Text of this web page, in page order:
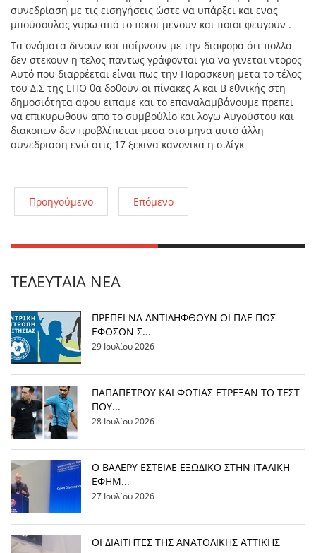
συνεδρίαση με τις εισηγήσεις ώστε να υπάρξει και ενας
μπούσουλας γυρω από το ποιοι μενουν και ποιοι φευγουν .
Τα ονόματα δινουν και παίρνουν με την διαφορα ότι πολλα
δεν στεκουν η τελος παντως γράφονται για να γινεται ντορος
Αυτό που διαρρέεται είναι πως την Παρασκευη μετα το τέλος
του Δ.Σ της ΕΠΟ θα δοθουν οι πίνακες Α και Β εθνικής στη
δημοσιότητα αφου ειπαμε και το επαναλαμβάνουμε πρεπει
να επικυρωθουν από το συμβούλίο και λογω Αυγούστου και
διακοπων δεν προβλέπεται μεσα στο μηνα αυτό άλλη
συνεδριαση ενώ στις 17 ξεκινα κανονικα η σ.λίγκ
Προηγούμενο Επόμενο
ΤΕΛΕΥΤΑΊΑ ΝΈΑ
ΠΡΕΠΕΙ ΝΑ ΑΝΤΙΛΗΦΘΟΥΝ ΟΙ ΠΑΕ ΠΩΣ
ΕΦΟΣΟΝ Σ...
29 Ιουλίου 2026
ΠΑΠΑΠΕΤΡΟΥ ΚΑΙ ΦΩΤΙΑΣ ΕΤΡΕΞΑΝ ΤΟ ΤΕΣΤ
ΠΟΥ...
28 Ιουλίου 2026
Ο ΒΑΛΕΡΥ ΕΣΤΕΙΛΕ ΕΞΩΔΙΚΟ ΣΤΗΝ ΙΤΑΛΙΚΗ
ΕΦΗΜ...
27 Ιουλίου 2026
ΟΙ ΔΙΑΙΤΗΤΕΣ ΤΗΣ ΑΝΑΤΟΛΙΚΗΣ ΑΤΤΙΚΗΣ